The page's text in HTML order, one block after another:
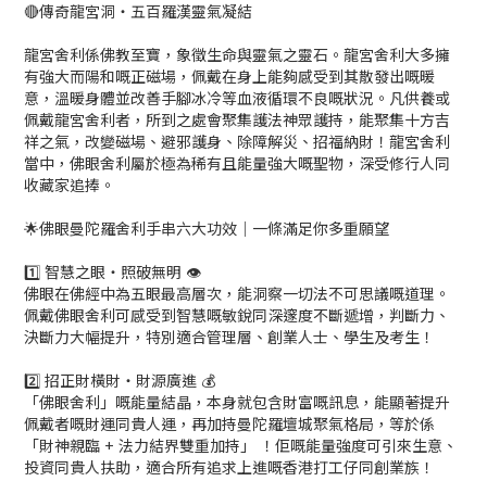
🔴傳奇龍宮洞・五百羅漢靈氣凝結
龍宮舍利係佛教至寶，象徵生命與靈氣之靈石。龍宮舍利大多擁
有強大而陽和嘅正磁場，佩戴在身上能夠感受到其散發出嘅暖
意，溫暖身體並改善手腳冰冷等血液循環不良嘅狀況。凡供養或
佩戴龍宮舍利者，所到之處會聚集護法神眾護持，能聚集十方吉
祥之氣，改變磁場、避邪護身、除障解災、招福納財！龍宮舍利
當中，佛眼舍利屬於極為稀有且能量強大嘅聖物，深受修行人同
收藏家追捧。
🌟佛眼曼陀羅舍利手串六大功效｜一條滿足你多重願望
1️⃣ 智慧之眼・照破無明 👁️
佛眼在佛經中為五眼最高層次，能洞察一切法不可思議嘅道理。
佩戴佛眼舍利可感受到智慧嘅敏銳同深邃度不斷遞增，判斷力、
決斷力大幅提升，特別適合管理層、創業人士、學生及考生！
2️⃣ 招正財橫財・財源廣進 💰
「佛眼舍利」嘅能量結晶，本身就包含財富嘅訊息，能顯著提升
佩戴者嘅財運同貴人運，再加持曼陀羅壇城聚氣格局，等於係
「財神親臨 + 法力結界雙重加持」 ！佢嘅能量強度可引來生意、
投資同貴人扶助，適合所有追求上進嘅香港打工仔同創業族！